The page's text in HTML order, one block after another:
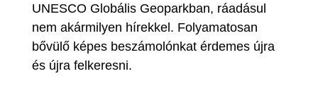
UNESCO Globális Geoparkban, ráadásul
nem akármilyen hírekkel. Folyamatosan
bővülő képes beszámolónkat érdemes újra
és újra felkeresni.